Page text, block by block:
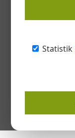
Statistik